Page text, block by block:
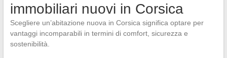
immobiliari nuovi in Corsica
Scegliere un’abitazione nuova in Corsica significa optare per
vantaggi incomparabili in termini di comfort, sicurezza e
sostenibilità.